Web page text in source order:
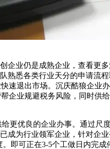
业仍是成熟企业，查看更多
熟悉各类行业天分的申请流
速退出市场。沉庆酷狼企业
企业规避税务风险，同时供
优良的企业办事。通过尺度
成为行业领军企业，针对企
。即可正在3-5个工做日内完